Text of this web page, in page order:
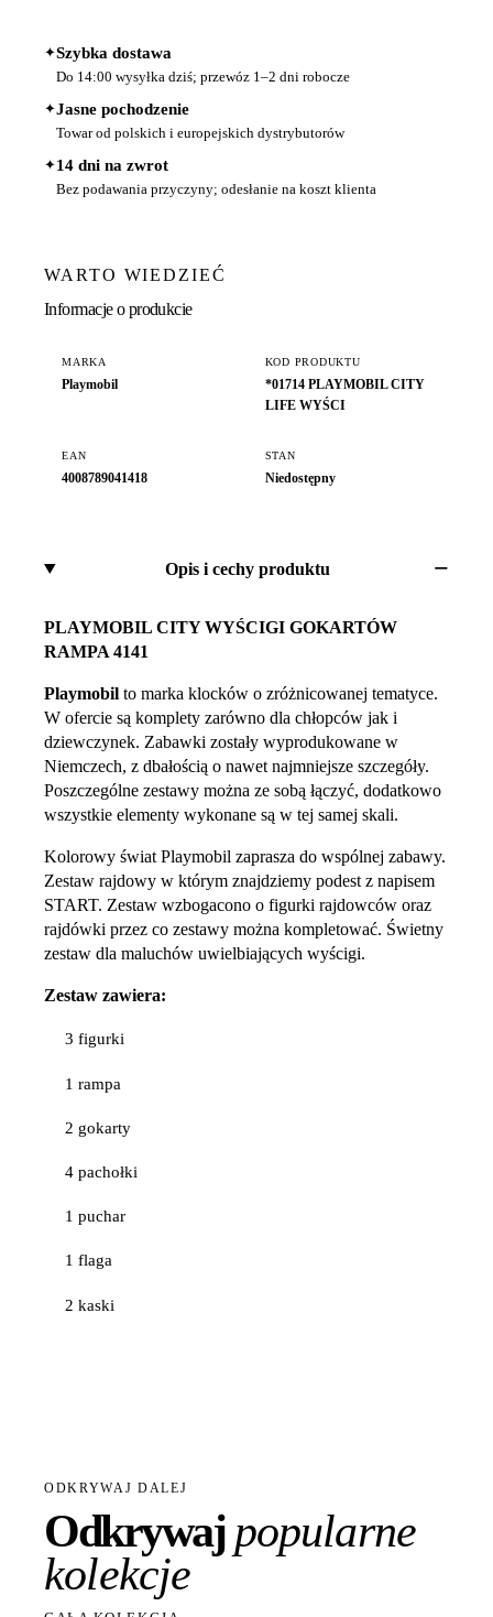
✦Szybka dostawa
Do 14:00 wysyłka dziś; przewóz 1–2 dni robocze
✦Jasne pochodzenie
Towar od polskich i europejskich dystrybutorów
✦14 dni na zwrot
Bez podawania przyczyny; odesłanie na koszt klienta
WARTO WIEDZIEĆ
Informacje o produkcie
MARKA
Playmobil
KOD PRODUKTU
*01714 PLAYMOBIL CITY
LIFE WYŚCI
EAN
4008789041418
STAN
Niedostępny
Opis i cechy produktu
PLAYMOBIL CITY WYŚCIGI GOKARTÓW
RAMPA 4141
Playmobil to marka klocków o zróżnicowanej tematyce.
W ofercie są komplety zarówno dla chłopców jak i
dziewczynek. Zabawki zostały wyprodukowane w
Niemczech, z dbałością o nawet najmniejsze szczegóły.
Poszczególne zestawy można ze sobą łączyć, dodatkowo
wszystkie elementy wykonane są w tej samej skali.
Kolorowy świat Playmobil zaprasza do wspólnej zabawy.
Zestaw rajdowy w którym znajdziemy podest z napisem
START. Zestaw wzbogacono o figurki rajdowców oraz
rajdówki przez co zestawy można kompletować. Świetny
zestaw dla maluchów uwielbiających wyścigi.
Zestaw zawiera:
3 figurki
1 rampa
2 gokarty
4 pachołki
1 puchar
1 flaga
2 kaski
ODKRYWAJ DALEJ
Odkrywajpopularne
kolekcje